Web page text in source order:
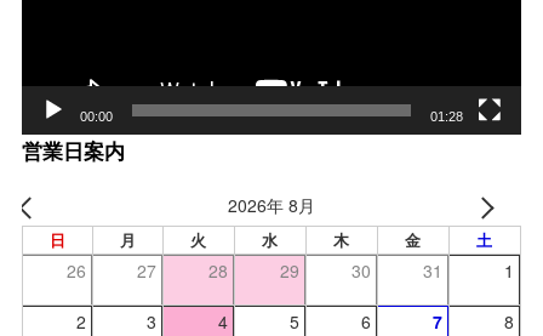
00:00 01:28
営業日案内
2026年 8月
日 月 火 水 木 金 土
26 27 28 29 30 31 1
2 3 4 5 6 7 8